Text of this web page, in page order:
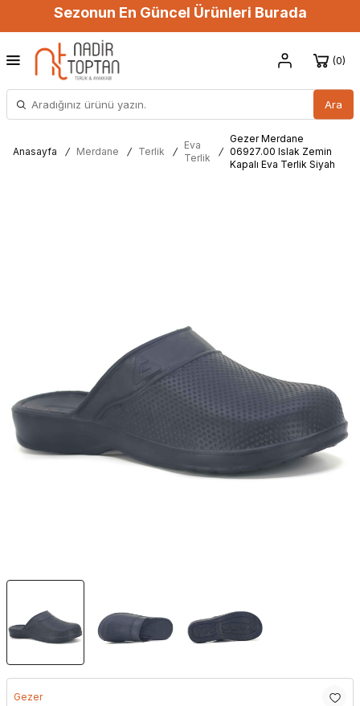
Sezonun En Güncel Ürünleri Burada
Ara
0
Anasayfa / Merdane / Terlik /
Eva
Terlik
/
Gezer Merdane
06927.00 Islak Zemin
Kapalı Eva Terlik Siyah
Gezer